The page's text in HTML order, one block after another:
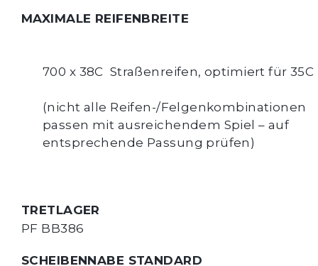
MAXIMALE REIFENBREITE
700 x 38C Straßenreifen, optimiert für 35C
(nicht alle Reifen-/Felgenkombinationen
passen mit ausreichendem Spiel – auf
entsprechende Passung prüfen)
TRETLAGER
PF BB386
SCHEIBENNABE STANDARD